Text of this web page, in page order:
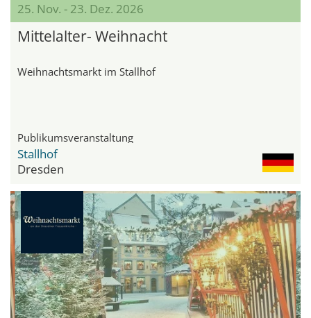
25. Nov. - 23. Dez. 2026
Mittelalter- Weihnacht
Weihnachtsmarkt im Stallhof
Publikumsveranstaltung
Stallhof
Dresden